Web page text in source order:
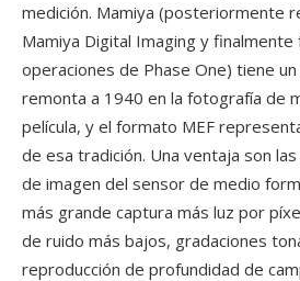
medición. Mamiya (posteriormente
Mamiya Digital Imaging y finalmente
operaciones de Phase One) tiene
remonta a 1940 en la fotografía de
película, y el formato MEF
de esa tradición. Una ventaja son
de imagen del sensor de medio
más grande captura más luz por
de ruido más bajos, gradaciones
reproducción de profundidad de